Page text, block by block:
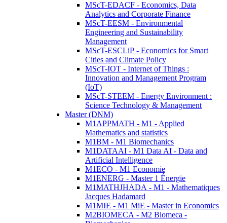
MScT-EDACF - Economics, Data
Analytics and Corporate Finance
MScT-EESM - Environmental
Engineering and Sustainability
Management
MScT-ESCLiP - Economics for Smart
Cities and Climate Policy
MScT-IOT - Internet of Things :
Innovation and Management Program
(IoT)
MScT-STEEM - Energy Environment :
Science Technology & Management
Master (DNM)
M1APPMATH - M1 - Applied
Mathematics and statistics
M1BM - M1 Biomechanics
M1DATAAI - M1 Data AI - Data and
Artificial Intelligence
M1ECO - M1 Economie
M1ENERG - Master 1 Énergie
M1MATHJHADA - M1 - Mathematiques
Jacques Hadamard
M1MIE - M1 MiE - Master in Economics
M2BIOMECA - M2 Biomeca -